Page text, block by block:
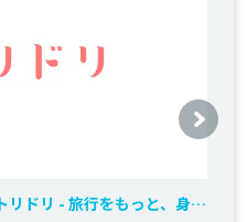
リドリ - 旅行をもっと、身近